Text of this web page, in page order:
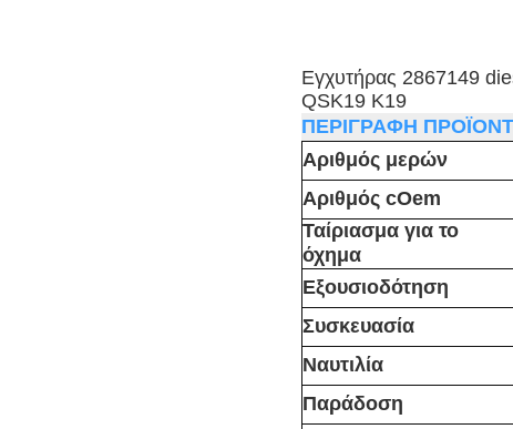
Εγχυτήρας 2867149
QSK19 K19
ΠΕΡΙΓΡΑΦΗ
Αριθμός μερών
Αριθμός cOem
Ταίριασμα για το
όχημα
Εξουσιοδότηση
Συσκευασία
Ναυτιλία
Παράδοση